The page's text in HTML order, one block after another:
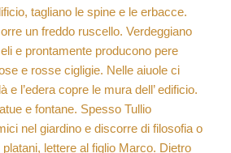
tagliano le spine e le erbacce.
un freddo ruscello. Verdeggiano
e prontamente producono pere
e rosse cigligie. Nelle aiuole ci
e l’edera copre le mura dell’ edificio.
e fontane. Spesso Tullio
nel giardino e discorre di filosofia o
lettere al figlio Marco. Dietro